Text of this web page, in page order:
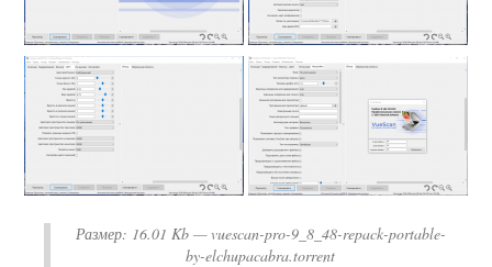
Размер: 16.01 Kb— vuescan-pro-9_8_48-repack-portable-
by-elchupacabra.torrent